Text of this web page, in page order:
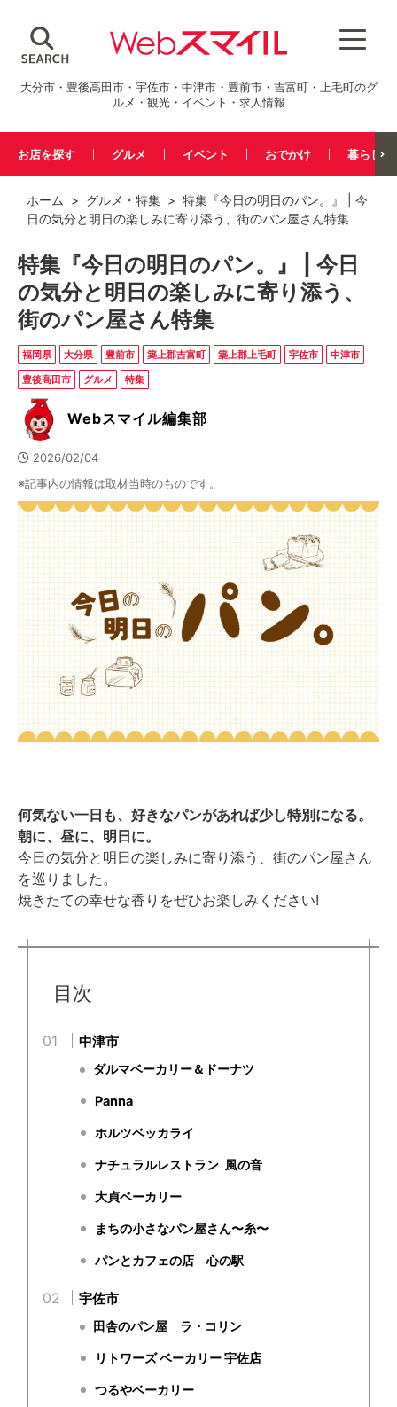
大分市・豊後高田市・宇佐市・中津市・豊前市・吉富町・上毛町のグ
ルメ・観光・イベント・求人情報
お店を探す グルメ イベント おでかけ 暮らし
ホーム > グルメ ・ 特集 > 特集『今日の明日のパン。』 | 今
日の気分と明日の楽しみに寄り添う、街のパン屋さん特集
特集『今日の明日のパン。』 | 今日
の気分と明日の楽しみに寄り添う、
街のパン屋さん特集
福岡県 大分県 豊前市 築上郡吉富町 築上郡上毛町 宇佐市
中津市
豊後高田市
グルメ 特集
Webスマイル編集部
2026/02/04
※記事内の情報は取材当時のものです。
何気ない一日も、好きなパンがあれば少し特別になる。
朝に、昼に、明日に。
今日の気分と明日の楽しみに寄り添う、街のパン屋さん
を巡りました。
焼きたての幸せな香りをぜひお楽しみください!
目次
中津市
ダルマベーカリー＆ドーナツ
Panna
ホルツベッカライ
ナチュラルレストラン 風の音
大貞ベーカリー
まちの小さなパン屋さん〜糸〜
パンとカフェの店 心の駅
宇佐市
田舎のパン屋 ラ・コリン
リトワーズ ベーカリー 宇佐店
つるやベーカリー